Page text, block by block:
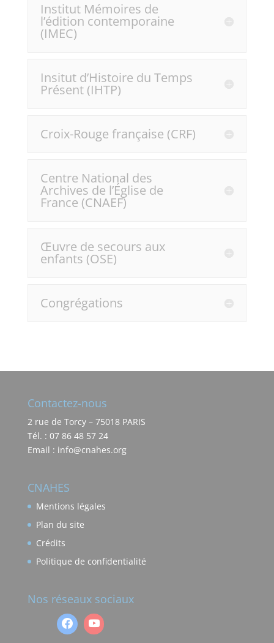
Institut Mémoires de
l’édition contemporaine
(IMEC)
Insitut d’Histoire du Temps
Présent (IHTP)
Croix-Rouge française (CRF)
Centre National des
Archives de l’Église de
France (CNAEF)
Œuvre de secours aux
enfants (OSE)
Congrégations
Contactez-nous
2 rue de Torcy – 75018 PARIS
Tél. : 07 86 48 57 24
Email : info@cnahes.org
CNAHES
Mentions légales
Plan du site
Crédits
Politique de confidentialité
Nos réseaux sociaux